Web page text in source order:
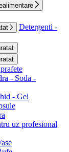
Detergenti -
- Soda -
- Gel
uz profesional